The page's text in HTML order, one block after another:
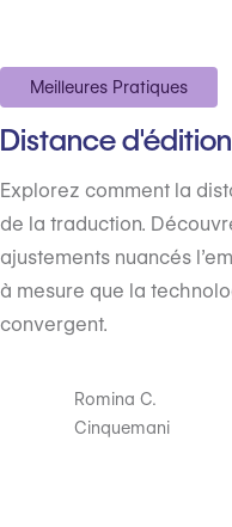
Meilleures Pratiques
Distance
Explorez comment la
de la traduction.
ajustements nuancés
à mesure que la
convergent.
Romina C.
Cinquemani